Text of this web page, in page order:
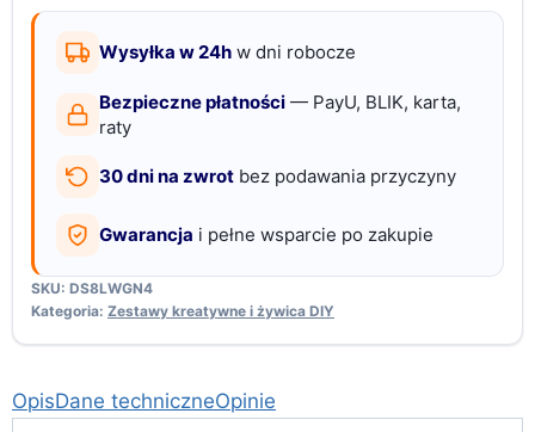
epoksydowej
600
Wysyłka w 24h w dni robocze
Bezpieczne płatności — PayU, BLIK, karta,
raty
30 dni na zwrot bez podawania przyczyny
Gwarancja i pełne wsparcie po zakupie
SKU: DS8LWGN4
Kategoria: Zestawy kreatywne i żywica DIY
OpisDane techniczneOpinie